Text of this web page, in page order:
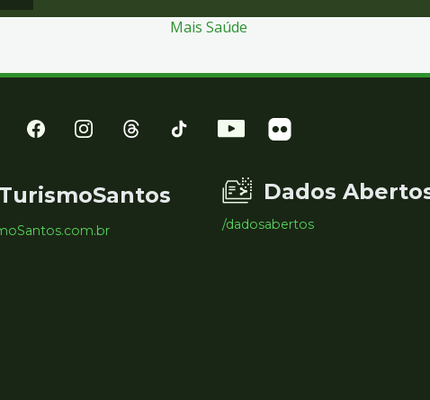
Mais Saúde
TurismoSantos Dados
/dadosabertos